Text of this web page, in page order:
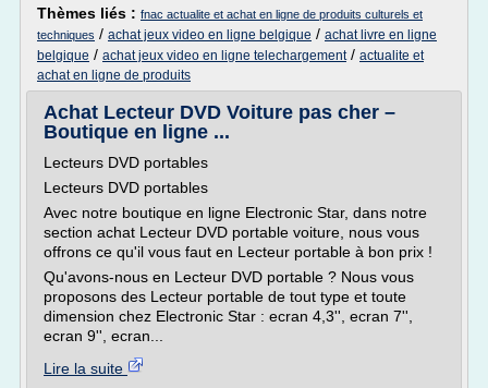
Thèmes liés : fnac actualite et achat en ligne de produits culturels et
techniques / achat jeux video en ligne belgique / achat livre en ligne
belgique / achat jeux video en ligne telechargement/ actualite et
achat en ligne de produits
Achat Lecteur DVD Voiture pas cher –
Boutique en ligne ...
Lecteurs DVD portables
Lecteurs DVD portables
Avec notre boutique en ligne Electronic Star, dans notre
section achat Lecteur DVD portable voiture, nous vous
offrons ce qu'il vous faut en Lecteur portable à bon prix !
Qu'avons-nous en Lecteur DVD portable ? Nous vous
proposons des Lecteur portable de tout type et toute
dimension chez Electronic Star : ecran 4,3'', ecran 7'',
ecran 9'', ecran...
Lire la suite